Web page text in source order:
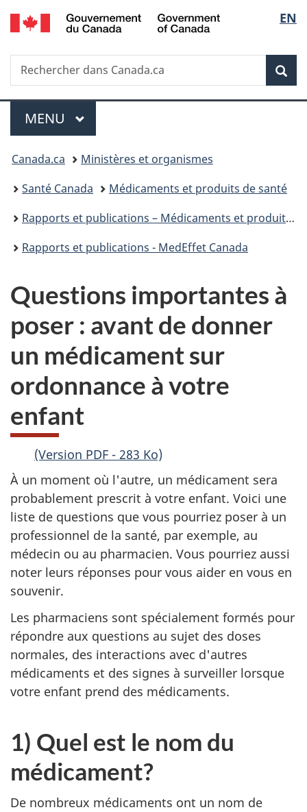
Passer
au
principal
Passer
à
Au
du
Passer
à
version
simplifiée
de
la
EN
Recherche
Rechercher
dans
Menu
MENU PRINCIPAL
Vous
êtes
ici :
Canada.ca
Ministères et organismes
Santé Canada
Médicaments et produits de santé
Rapports et publications – Médicaments et produits de santé
Rapports et publications - MedEffet Canada
Questions importantes à
poser : avant de donner
un médicament sur
ordonnance à votre
enfant
(Version PDF - 283 Ko)
À un moment où l'autre, un médicament sera
probablement prescrit à votre enfant. Voici une
liste de questions que vous pourriez poser à un
professionnel de la santé, par exemple, au
médecin ou au pharmacien. Vous pourriez aussi
noter leurs réponses pour vous aider en vous en
souvenir.
Les pharmaciens sont spécialement formés pour
répondre aux questions au sujet des doses
normales, des interactions avec d'autres
médicaments et des signes à surveiller lorsque
votre enfant prend des médicaments.
1) Quel est le nom du
médicament?
De nombreux médicaments ont un nom de